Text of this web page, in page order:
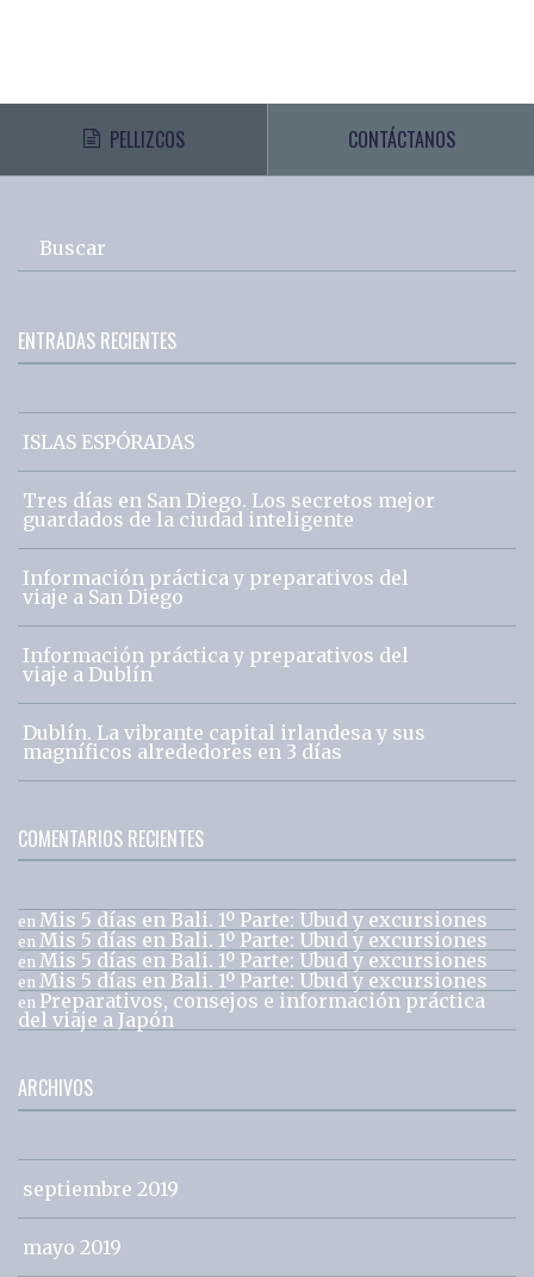
PELLIZCOS CONTÁCTANOS
Buscar
ENTRADAS RECIENTES
ISLAS ESPÓRADAS
Tres días en San Diego. Los secretos mejor
guardados de la ciudad inteligente
Información práctica y preparativos del
viaje a San Diego
Información práctica y preparativos del
viaje a Dublín
Dublín. La vibrante capital irlandesa y sus
magníficos alrededores en 3 días
COMENTARIOS RECIENTES
en Mis 5 días en Bali. 1º Parte: Ubud y excursiones
en Mis 5 días en Bali. 1º Parte: Ubud y excursiones
en Mis 5 días en Bali. 1º Parte: Ubud y excursiones
en Mis 5 días en Bali. 1º Parte: Ubud y excursiones
en Preparativos, consejos e información práctica
del viaje a Japón
ARCHIVOS
septiembre 2019
mayo 2019